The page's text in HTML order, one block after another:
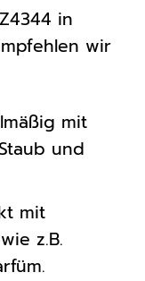
in
wir
mit
und
mit
z.B.